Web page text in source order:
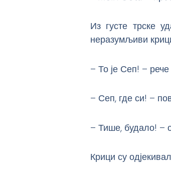
Из густе трске
неразумљиви
– То је Сеп! – рече
– Сеп, где си! –
– Тише, будало! –
Крици су